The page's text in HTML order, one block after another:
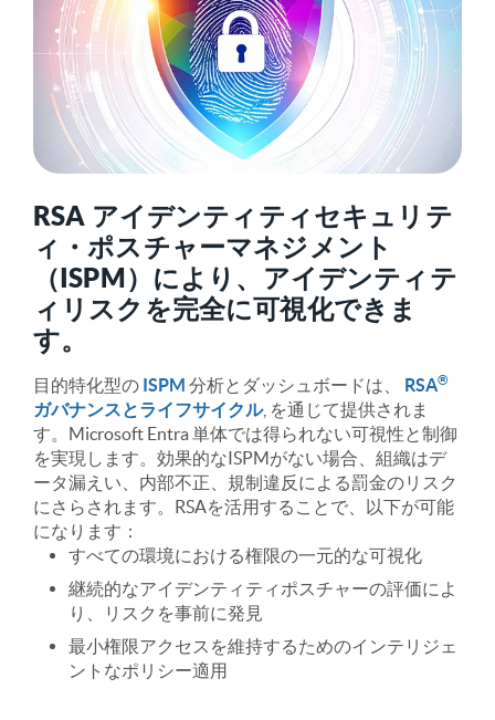
RSA アイデンティティセキュリテ
ィ・ポスチャーマネジメント
（ISPM）により、アイデンティテ
ィリスクを完全に可視化できま
す。
目的特化型の ISPM 分析とダッシュボードは、 RSA®
ガバナンスとライフサイクル, を通じて提供されま
す。Microsoft Entra 単体では得られない可視性と制御
を実現します。効果的なISPMがない場合、組織はデ
ータ漏えい、内部不正、規制違反による罰金のリスク
にさらされます。RSAを活用することで、以下が可能
になります：
すべての環境における権限の一元的な可視化
継続的なアイデンティティポスチャーの評価によ
り、リスクを事前に発見
最小権限アクセスを維持するためのインテリジェ
ントなポリシー適用